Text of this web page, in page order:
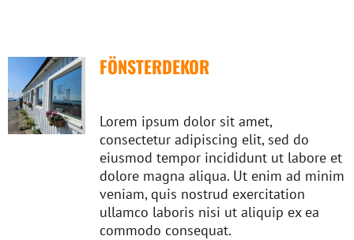
FÖNSTERDEKOR
Lorem ipsum dolor sit amet,
consectetur adipiscing elit, sed do
eiusmod tempor incididunt ut labore et
dolore magna aliqua. Ut enim ad minim
veniam, quis nostrud exercitation
ullamco laboris nisi ut aliquip ex ea
commodo consequat.